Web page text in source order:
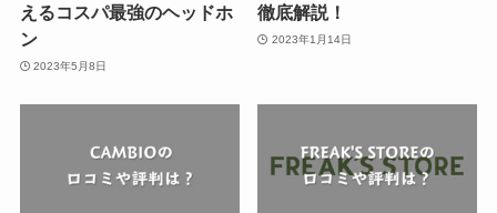
えるコスパ最強のヘッドホ
ン
2023年5月8日
徹底解説！
2023年1月14日